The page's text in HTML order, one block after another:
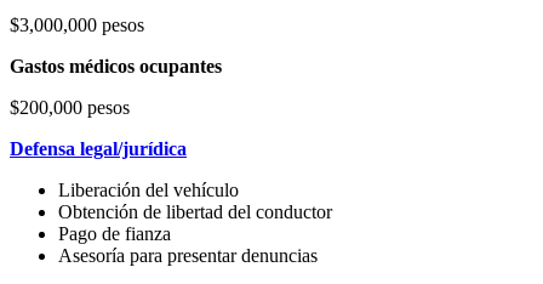
$3,000,000 pesos
Gastos médicos ocupantes
$200,000 pesos
Defensa legal/jurídica
Liberación del vehículo
Obtención de libertad del conductor
Pago de fianza
Asesoría para presentar denuncias